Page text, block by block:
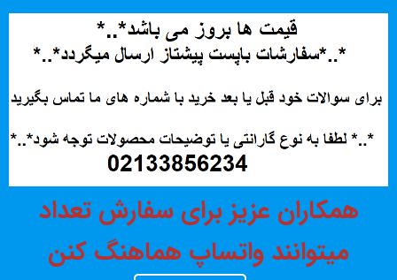
همکاران عزیز برای سفارش تعداد
میتوانند واتساپ هماهنگ کنن